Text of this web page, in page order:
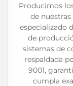
Producimos
de
especializado
de
sistemas de
respaldada
9001,
cumpla